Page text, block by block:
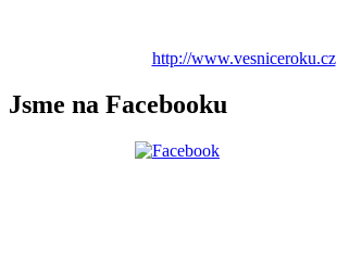
http://www.vesniceroku.cz
Jsme na Facebooku